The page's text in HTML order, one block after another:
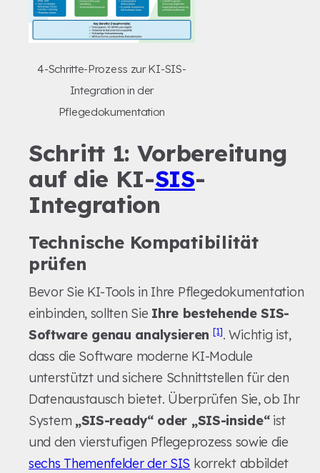
4-Schritte-Prozess zur KI-SIS-
Integration in der
Pflegedokumentation
Schritt 1: Vorbereitung
auf die KI-SIS-
Integration
Technische Kompatibilität
prüfen
Bevor Sie KI-Tools in Ihre Pflegedokumentation
einbinden, sollten Sie Ihre bestehende SIS-
Software genau analysieren [1]. Wichtig ist,
dass die Software moderne KI-Module
unterstützt und sichere Schnittstellen für den
Datenaustausch bietet. Überprüfen Sie, ob Ihr
System „SIS-ready“ oder „SIS-inside“ist
und den vierstufigen Pflegeprozess sowie die
sechs Themenfelder der SIS korrekt abbildet